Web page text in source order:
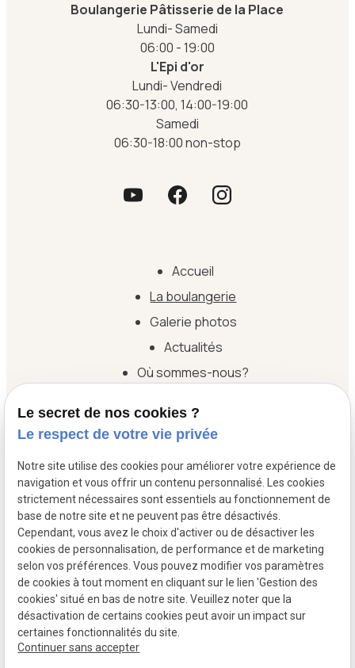
Boulangerie Pâtisserie de la Place
Lundi- Samedi
06:00 - 19:00
L'Epi d'or
Lundi- Vendredi
06:30-13:00, 14:00-19:00
Samedi
06:30-18:00 non-stop
Accueil
La boulangerie
Galerie photos
Actualités
Où sommes-nous?
Boulangerie
Pâtisserie
Viennoiserie
Traiteur
Événements
SIRET :
39130270000011
Mentions légales
Politique de
confidentialité
Plan du site
Le secret de nos cookies ?
Le respect de votre vie privée
Notre site utilise des cookies pour améliorer votre expérience de
navigation et vous offrir un contenu personnalisé. Les cookies
strictement nécessaires sont essentiels au fonctionnement de
base de notre site et ne peuvent pas être désactivés.
Cependant, vous avez le choix d'activer ou de désactiver les
cookies de personnalisation, de performance et de marketing
selon vos préférences. Vous pouvez modifier vos paramètres
de cookies à tout moment en cliquant sur le lien 'Gestion des
cookies' situé en bas de notre site. Veuillez noter que la
désactivation de certains cookies peut avoir un impact sur
certaines fonctionnalités du site.
Continuer sans accepter